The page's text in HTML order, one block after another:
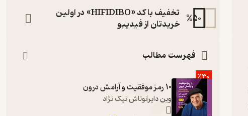
%50
تخفیف با کد «HIFIDIBO» در اولین
خریدتان از فیدیبو
فهرست مطالب
٪30
10 رمز موفقیت و آرامش درون
وین دایرنوتاش نیک نژاد